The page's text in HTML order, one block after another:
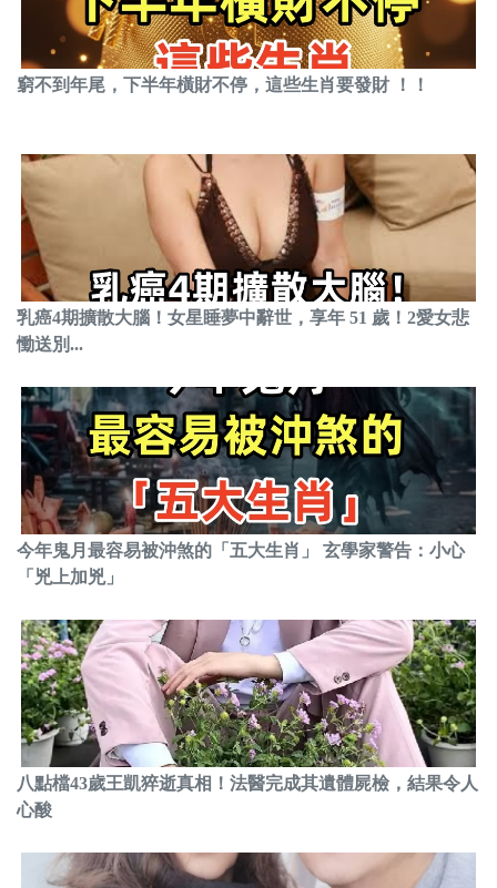
窮不到年尾，下半年橫財不停，這些生肖要發財 ！！
乳癌4期擴散大腦！女星睡夢中辭世，享年 51 歲！2愛女悲
慟送別...
今年鬼月最容易被沖煞的「五大生肖」 玄學家警告：小心
「兇上加兇」
八點檔43歲王凱猝逝真相！法醫完成其遺體屍檢，結果令人
心酸